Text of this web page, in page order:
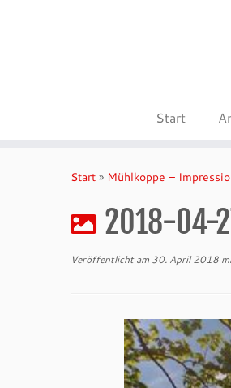
Start
Start » Mühlkoppe –
2018-04-
Veröffentlicht am 30. April 2018